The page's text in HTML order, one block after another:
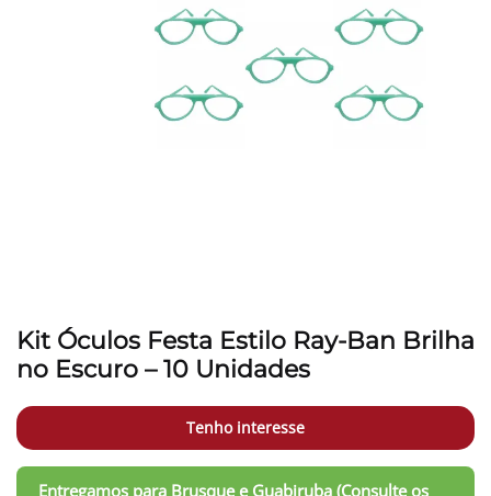
Kit Óculos Festa Estilo Ray-Ban Brilha
no Escuro – 10 Unidades
Tenho interesse